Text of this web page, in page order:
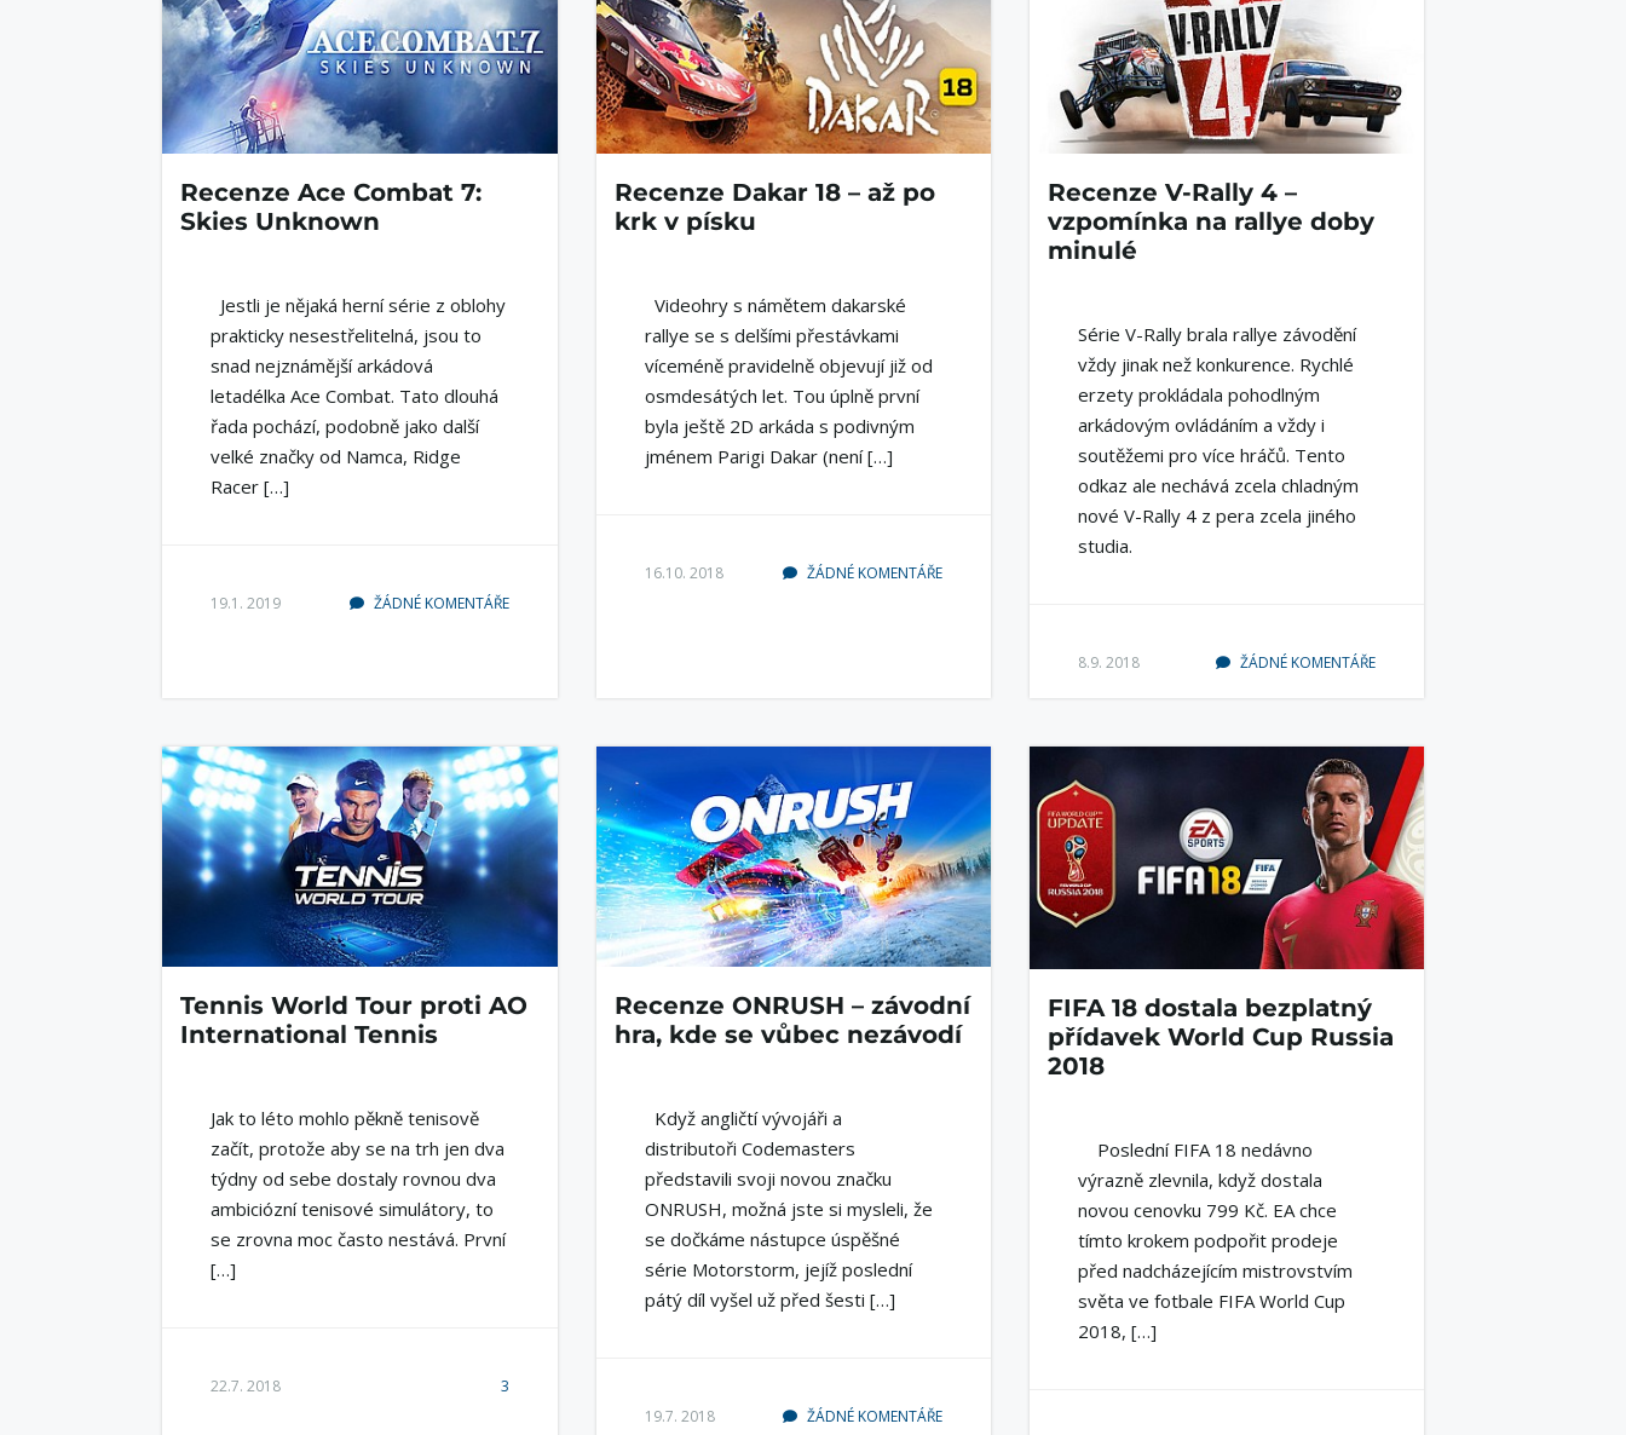
Recenze Ace Combat 7:
Skies Unknown
Jestli je nějaká herní série z oblohy
prakticky nesestřelitelná, jsou to
snad nejznámější arkádová
letadélka Ace Combat. Tato dlouhá
řada pochází, podobně jako další
velké značky od Namca, Ridge
Racer […]
19.1. 2019 ŽÁDNÉ KOMENTÁŘE
Recenze Dakar 18 – až po
krk v písku
Videohry s námětem dakarské
rallye se s delšími přestávkami
víceméně pravidelně objevují již od
osmdesátých let. Tou úplně první
byla ještě 2D arkáda s podivným
jménem Parigi Dakar (není […]
16.10. 2018 ŽÁDNÉ KOMENTÁŘE
Recenze V-Rally 4 –
vzpomínka na rallye doby
minulé
Série V-Rally brala rallye závodění
vždy jinak než konkurence. Rychlé
erzety prokládala pohodlným
arkádovým ovládáním a vždy i
soutěžemi pro více hráčů. Tento
odkaz ale nechává zcela chladným
nové V-Rally 4 z pera zcela jiného
studia.
8.9. 2018 ŽÁDNÉ KOMENTÁŘE
Tennis World Tour proti AO
International Tennis
Jak to léto mohlo pěkně tenisově
začít, protože aby se na trh jen dva
týdny od sebe dostaly rovnou dva
ambiciózní tenisové simulátory, to
se zrovna moc často nestává. První
[…]
22.7. 2018 3
Recenze ONRUSH – závodní
hra, kde se vůbec nezávodí
Když angličtí vývojáři a
distributoři Codemasters
představili svoji novou značku
ONRUSH, možná jste si mysleli, že
se dočkáme nástupce úspěšné
série Motorstorm, jejíž poslední
pátý díl vyšel už před šesti […]
19.7. 2018 ŽÁDNÉ KOMENTÁŘE
FIFA 18 dostala bezplatný
přídavek World Cup Russia
2018
Poslední FIFA 18 nedávno
výrazně zlevnila, když dostala
novou cenovku 799 Kč. EA chce
tímto krokem podpořit prodeje
před nadcházejícím mistrovstvím
světa ve fotbale FIFA World Cup
2018, […]